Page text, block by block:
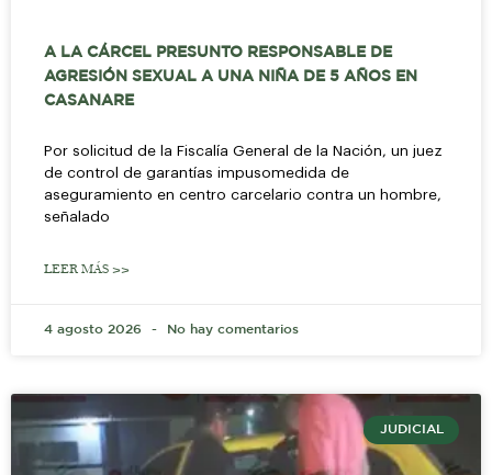
A LA CÁRCEL PRESUNTO RESPONSABLE DE
AGRESIÓN SEXUAL A UNA NIÑA DE 5 AÑOS EN
CASANARE
Por solicitud de la Fiscalía General de la Nación, un juez
de control de garantías impusomedida de
aseguramiento en centro carcelario contra un hombre,
señalado
LEER MÁS >>
4 agosto 2026 No hay comentarios
JUDICIAL